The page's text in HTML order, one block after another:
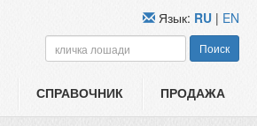
СПРАВОЧНИК ПРОДАЖА
Язык: RU | EN
Поиск